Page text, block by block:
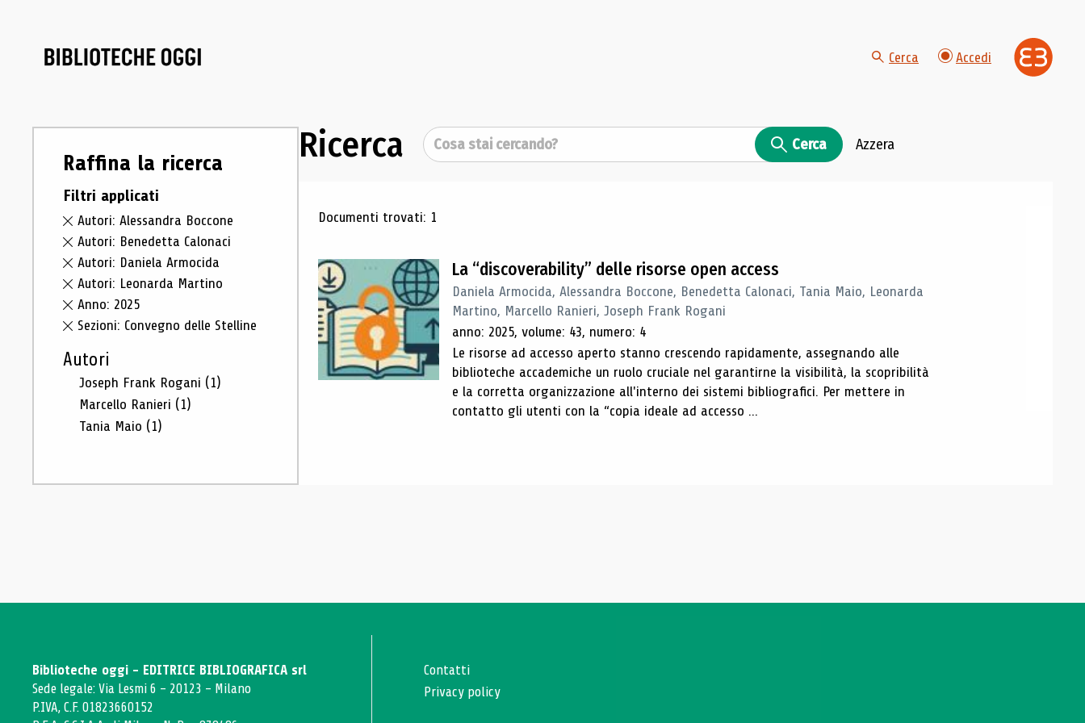
Cerca Accedi
Raffina la ricerca
Filtri applicati
Autori: Alessandra Boccone
Autori: Benedetta Calonaci
Autori: Daniela Armocida
Autori: Leonarda Martino
Anno: 2025
Sezioni: Convegno delle Stelline
Autori
Joseph Frank Rogani (1)
Marcello Ranieri (1)
Tania Maio (1)
Ricerca Cerca Cerca Azzera
Risultati di ricerca
Documenti trovati: 1
La “discoverability” delle risorse open access
Daniela Armocida, Alessandra Boccone, Benedetta Calonaci, Tania Maio, Leonarda
Martino, Marcello Ranieri, Joseph Frank Rogani
anno: 2025, volume: 43, numero: 4
Le risorse ad accesso aperto stanno crescendo rapidamente, assegnando alle
biblioteche accademiche un ruolo cruciale nel garantirne la visibilità, la scopribilità
e la corretta organizzazione all'interno dei sistemi bibliografici. Per mettere in
contatto gli utenti con la “copia ideale ad accesso ...
Biblioteche oggi - EDITRICE BIBLIOGRAFICA srl
Sede legale: Via Lesmi 6 - 20123 - Milano
P.IVA, C.F. 01823660152
Contatti
Privacy policy